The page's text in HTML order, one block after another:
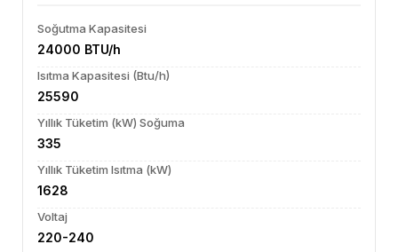
Soğutma Kapasitesi
24000 BTU/h
Isıtma Kapasitesi (Btu/h)
25590
Yıllık Tüketim (kW) Soğuma
335
Yıllık Tüketim Isıtma (kW)
1628
Voltaj
220-240